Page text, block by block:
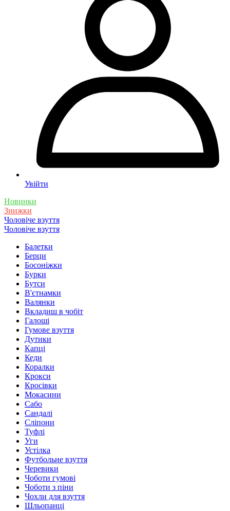
Увійти
Новинки
Знижки
Чоловіче взуття
Чоловіче взуття
Балетки
Берци
Босоніжки
Бурки
Бутси
В'єтнамки
Валянки
Вкладиш в чобіт
Галоші
Гумове взуття
Дутики
Капці
Кеди
Коралки
Крокси
Кросівки
Мокасини
Сабо
Сандалі
Сліпони
Туфлі
Уги
Устілка
Футбольне взуття
Черевики
Чоботи гумові
Чоботи з піни
Чохли для взуття
Шльопанці